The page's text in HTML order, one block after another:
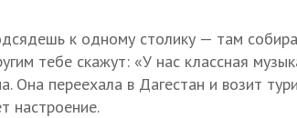
к одному столику — там
тебе скажут: «У нас классная
Она переехала в Дагестан и возит
настроение.